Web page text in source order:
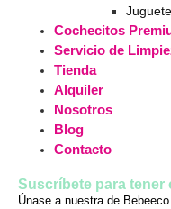
Cochecitos
Servicio de
Tienda
Alquiler
Nosotros
Blog
Contacto
Suscríbete para tener
Únase a nuestra de